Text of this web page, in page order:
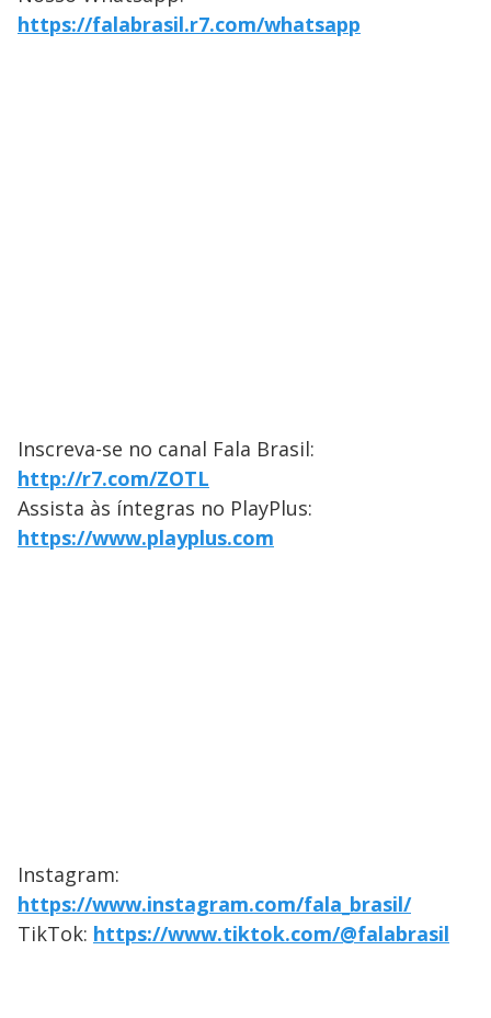
https://falabrasil.r7.com/whatsapp
Inscreva-se no canal Fala Brasil:
http://r7.com/ZOTL
Assista às íntegras no PlayPlus:
https://www.playplus.com
Instagram:
https://www.instagram.com/fala_brasil/
TikTok: https://www.tiktok.com/@falabrasil